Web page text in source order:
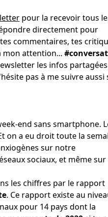
pour la recevoir tous
directement pour
commentaires, tes
attention...
les infos
pas à me suivre aussi
end sans smartphone.
on a eu droit toute la
sur notre
sociaux, et même sur
les chiffres par le rapport
. Ce rapport existe au
pour 14 pays dont la